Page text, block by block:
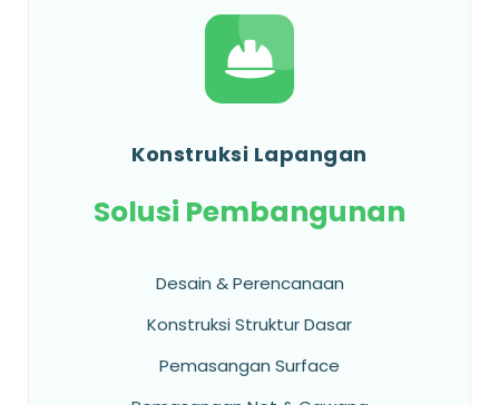
Konstruksi Lapangan
Solusi Pembangunan
Desain & Perencanaan
Konstruksi Struktur Dasar
Pemasangan Surface